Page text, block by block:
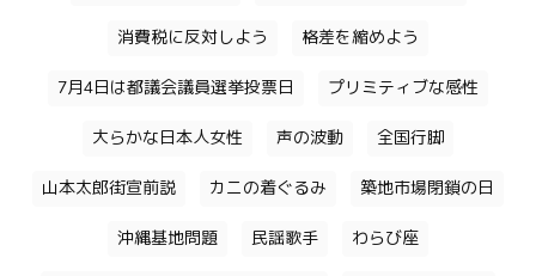
消費税に反対しよう 格差を縮めよう
7月4日は都議会議員選挙投票日 プリミティブな感性
大らかな日本人女性 声の波動 全国行脚
山本太郎街宣前説 カニの着ぐるみ 築地市場閉鎖の日
沖縄基地問題 民謡歌手 わらび座